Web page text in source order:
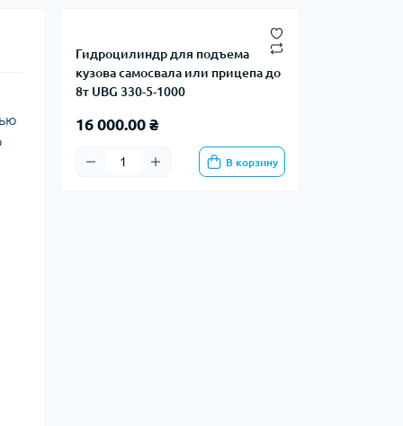
Гидроцилиндр для подъема
кузова самосвала или прицепа до
8т UBG 330-5-1000
16 000.00 ₴
В корзину